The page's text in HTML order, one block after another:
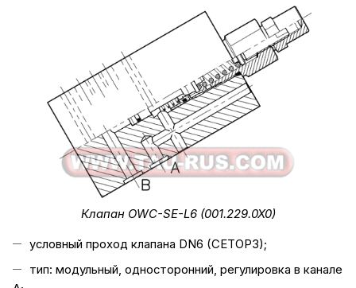
Клапан OWC-SE-L6 (001.229.0X0)
условный проход клапана DN6 (CETOP3);
тип: модульный, односторонний, регулировка в канале